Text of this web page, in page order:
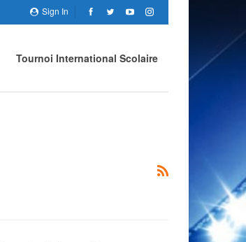
Sign In
Tournoi International Scolaire